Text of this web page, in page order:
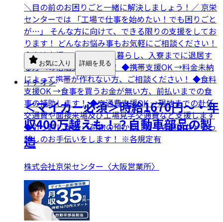
＼目の前のお困りごと一緒に解決しましょう！／ 京栄
センターでは 「工場で仕事を始めたい！でも困りごと
が…」 そんな方に向けて、できる限りの支援をしてお
ります！ どんなお悩み事もお気軽にご相談ください！
◆宿泊支援OK →ネカフェ暮らし、入寮までに退居す
る方への宿泊支援します！ ◆携帯支援OK →料金未納
によって携帯が作れない方、ご相談ください！ ◆食料
支援OK →食事を買うお金が無い方、前払いまでの食
事の補助します！ ◆交通費支援OK →現地までの赴任
交通費や面接来場及び工場見学交通費など支援します
◆引っ越し支援 →荷物の預かり、寮への郵送など引っ
越しのお手伝いをします！ ※各規定有
お気に入り 詳細を見る
イチオシ
＜マイカー必須＞時給1670円～・年
収400万越えも！？自動車部品の製
造
株式会社京栄センター〈大阪営業所〉